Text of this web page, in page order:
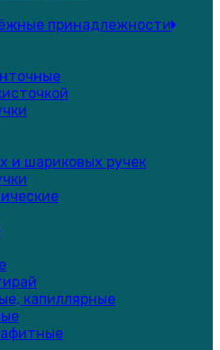
принадлежности
и шариковых ручек
капиллярные